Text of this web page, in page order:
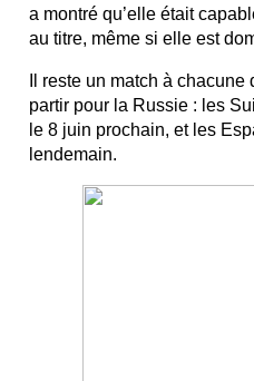
a montré qu’elle était
au titre, même si elle est
Il reste un match à
partir pour la Russie : les
le 8 juin prochain, et les
lendemain.